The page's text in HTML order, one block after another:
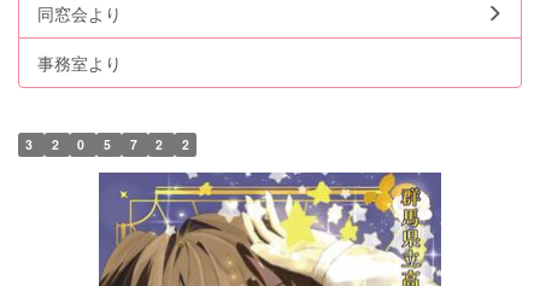
同窓会より
事務室より
3 2 0 5 7 2 2